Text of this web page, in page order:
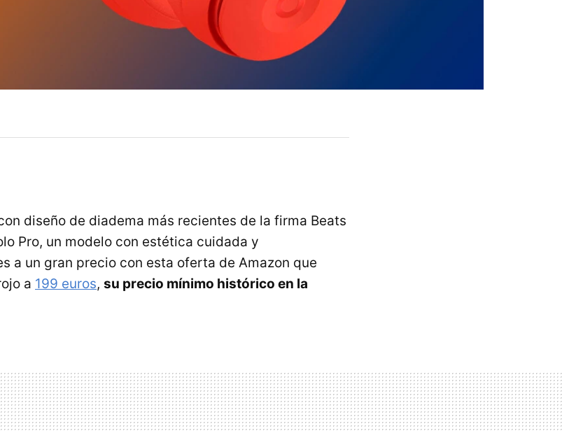
diseño de diadema más recientes de la firma Beats
Pro, un modelo con estética cuidada y
a un gran precio con esta oferta de Amazon que
a 199 euros, su precio mínimo histórico en la